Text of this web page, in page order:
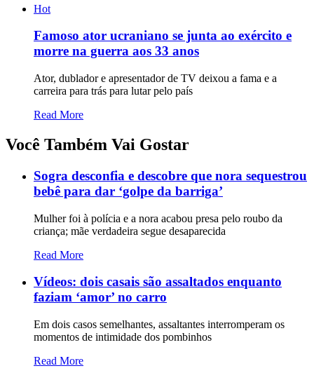
Hot
Famoso ator ucraniano se junta ao exército e
morre na guerra aos 33 anos
Ator, dublador e apresentador de TV deixou a fama e a
carreira para trás para lutar pelo país
Read More
Você Também Vai Gostar
Sogra desconfia e descobre que nora sequestrou
bebê para dar ‘golpe da barriga’
Mulher foi à polícia e a nora acabou presa pelo roubo da
criança; mãe verdadeira segue desaparecida
Read More
Vídeos: dois casais são assaltados enquanto
faziam ‘amor’ no carro
Em dois casos semelhantes, assaltantes interromperam os
momentos de intimidade dos pombinhos
Read More